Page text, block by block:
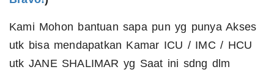
Kami Mohon bantuan sapa pun yg punya Akses
utk bisa mendapatkan Kamar ICU / IMC / HCU
utk JANE SHALIMAR yg Saat ini sdng dlm